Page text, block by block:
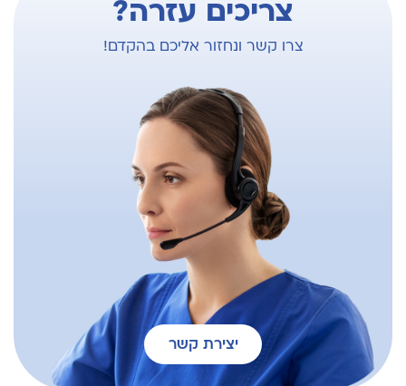
צריכים עזרה?
צרו קשר ונחזור אליכם בהקדם!
יצירת קשר